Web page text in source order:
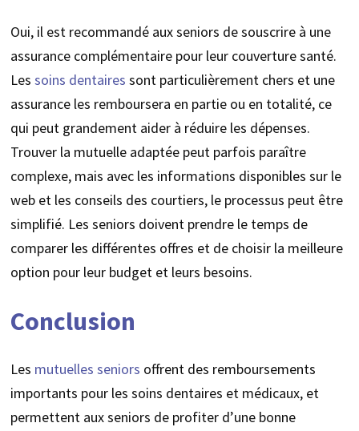
Oui, il est recommandé aux seniors de souscrire à une
assurance complémentaire pour leur couverture santé.
Les soins dentaires sont particulièrement chers et une
assurance les remboursera en partie ou en totalité, ce
qui peut grandement aider à réduire les dépenses.
Trouver la mutuelle adaptée peut parfois paraître
complexe, mais avec les informations disponibles sur le
web et les conseils des courtiers, le processus peut être
simplifié. Les seniors doivent prendre le temps de
comparer les différentes offres et de choisir la meilleure
option pour leur budget et leurs besoins.
Conclusion
Les mutuelles seniors offrent des remboursements
importants pour les soins dentaires et médicaux, et
permettent aux seniors de profiter d’une bonne